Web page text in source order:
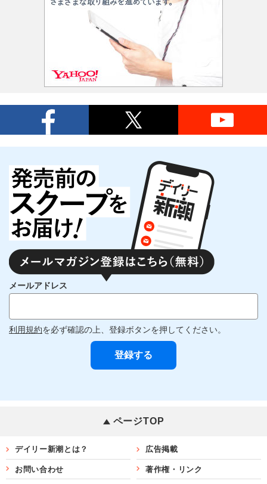
メールアドレス
利用規約を必ず確認の上、登録ボタンを押してください。
ページTOP
デイリー新潮とは？ 広告掲載
お問い合わせ 著作権・リンク